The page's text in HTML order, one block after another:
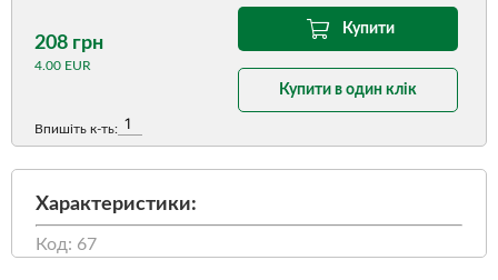
208 грн
4.00 EUR
Впишіть к-ть:
Купити
Купити в один клік
Характеристики:
Код: 67